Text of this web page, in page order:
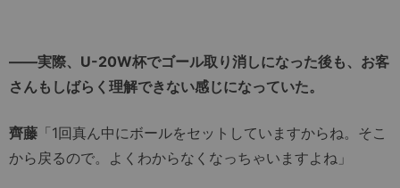
――実際、U-20W杯でゴール取り消しになった後も、お客
さんもしばらく理解できない感じになっていた。
齊藤 「1回真ん中にボールをセットしていますからね。そこ
から戻るので。よくわからなくなっちゃいますよね」